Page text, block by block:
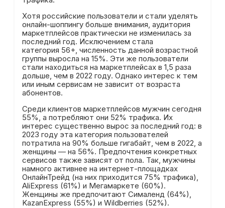
Хотя российские пользователи и стали уделять
онлайн-шоппингу больше внимания, аудитория
маркетплейсов практически не изменилась за
последний год. Исключением стала
категория 56+, численность данной возрастной
группы выросла на 15%. Эти же пользователи
стали находиться на маркетплейсах в 1,5 раза
дольше, чем в 2022 году. Однако интерес к тем
или иным сервисам не зависит от возраста
абонентов.
Среди клиентов маркетплейсов мужчин сегодня
55%, а потребляют они 52% трафика. Их
интерес существенно вырос за последний год: в
2023 году эта категория пользователей
потратила на 90% больше гигабайт, чем в 2022, а
женщины — на 56%. Предпочтения конкретных
сервисов также зависят от пола. Так, мужчины
намного активнее на интернет-площадках
ОнлайнТрейд (на них приходится 75% трафика),
AliExpress (61%) и Мегамаркете (60%).
Женщины же предпочитают Сималенд (64%),
KazanExpress (55%) и Wildberries (52%).